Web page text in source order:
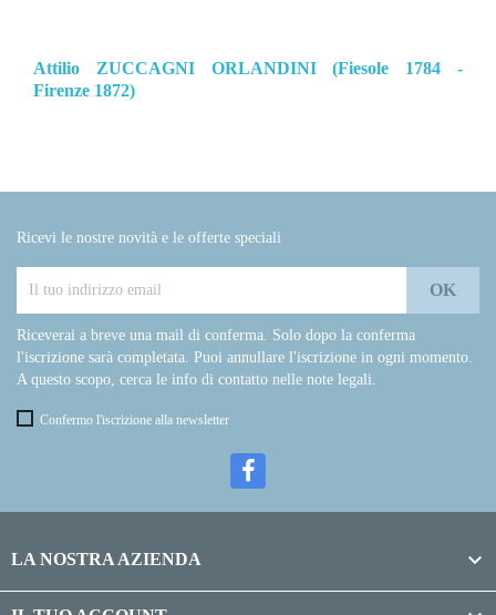
Attilio ZUCCAGNI ORLANDINI (Fiesole 1784 -
Firenze 1872)
Ricevi le nostre novità e le offerte speciali
Riceverai a breve una mail di conferma. Solo dopo la conferma
l'iscrizione sarà completata. Puoi annullare l'iscrizione in ogni momento.
A questo scopo, cerca le info di contatto nelle note legali.
Confermo l'iscrizione alla newsletter
LA NOSTRA AZIENDA 